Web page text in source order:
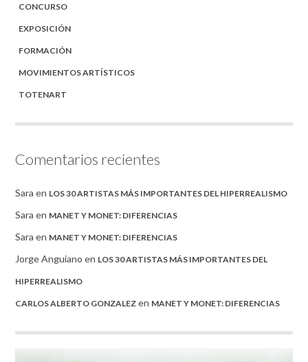
CONCURSO
EXPOSICIÓN
FORMACIÓN
MOVIMIENTOS ARTÍSTICOS
TOTENART
Comentarios recientes
Sara en LOS 30 ARTISTAS MÁS IMPORTANTES DEL HIPERREALISMO
Sara en MANET Y MONET: DIFERENCIAS
Sara en MANET Y MONET: DIFERENCIAS
Jorge Anguiano en LOS 30 ARTISTAS MÁS IMPORTANTES DEL
HIPERREALISMO
CARLOS ALBERTO GONZALEZ en MANET Y MONET: DIFERENCIAS